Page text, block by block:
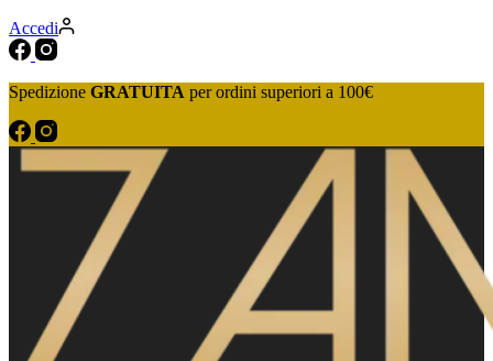
Accedi
Spedizione GRATUITA per ordini superiori a 100€